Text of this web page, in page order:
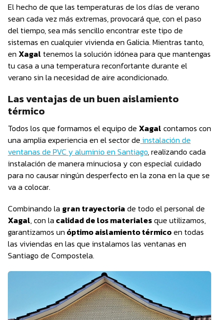
El hecho de que las temperaturas de los días de verano
sean cada vez más extremas, provocará que, con el paso
del tiempo, sea más sencillo encontrar este tipo de
sistemas en cualquier vivienda en Galicia. Mientras tanto,
en Xagal tenemos la solución idónea para que mantengas
tu casa a una temperatura reconfortante durante el
verano sin la necesidad de aire acondicionado.
Las ventajas de un buen aislamiento
térmico
Todos los que formamos el equipo de Xagal contamos con
una amplia experiencia en el sector de instalación de
ventanas de PVC y aluminio en Santiago, realizando cada
instalación de manera minuciosa y con especial cuidado
para no causar ningún desperfecto en la zona en la que se
va a colocar.
Combinando la gran trayectoria de todo el personal de
Xagal, con la calidad de los materialesque utilizamos,
garantizamos un óptimo aislamiento térmicoen todas
las viviendas en las que instalamos las ventanas en
Santiago de Compostela.